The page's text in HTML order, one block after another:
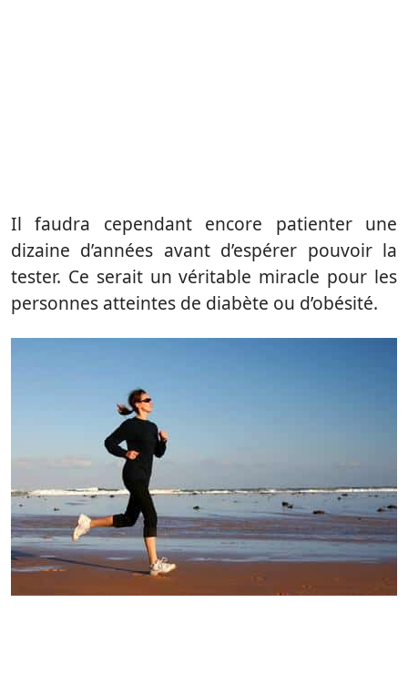
Il faudra cependant encore patienter une
dizaine d’années avant d’espérer pouvoir la
tester. Ce serait un véritable miracle pour les
personnes atteintes de diabète ou d’obésité.